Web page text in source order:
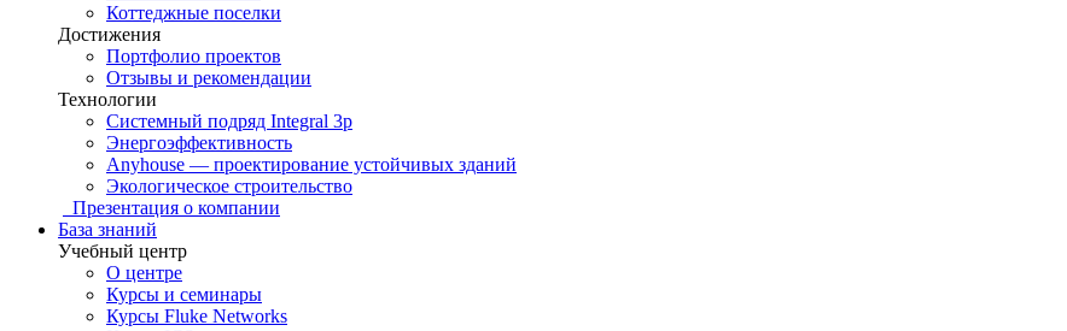
Коттеджные поселки
Достижения
Портфолио проектов
Отзывы и рекомендации
Технологии
Системный подряд Integral 3p
Энергоэффективность
Anyhouse — проектирование устойчивых зданий
Экологическое строительство
Презентация о компании
База знаний
Учебный центр
О центре
Курсы и семинары
Курсы Fluke Networks